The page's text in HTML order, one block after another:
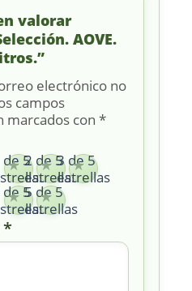
valorar
AOVE.
electrónico no
campos
marcados con *
de 52 de 5
estrellas
3 de 5
estrellas
de 55 de 5
estrellas
*